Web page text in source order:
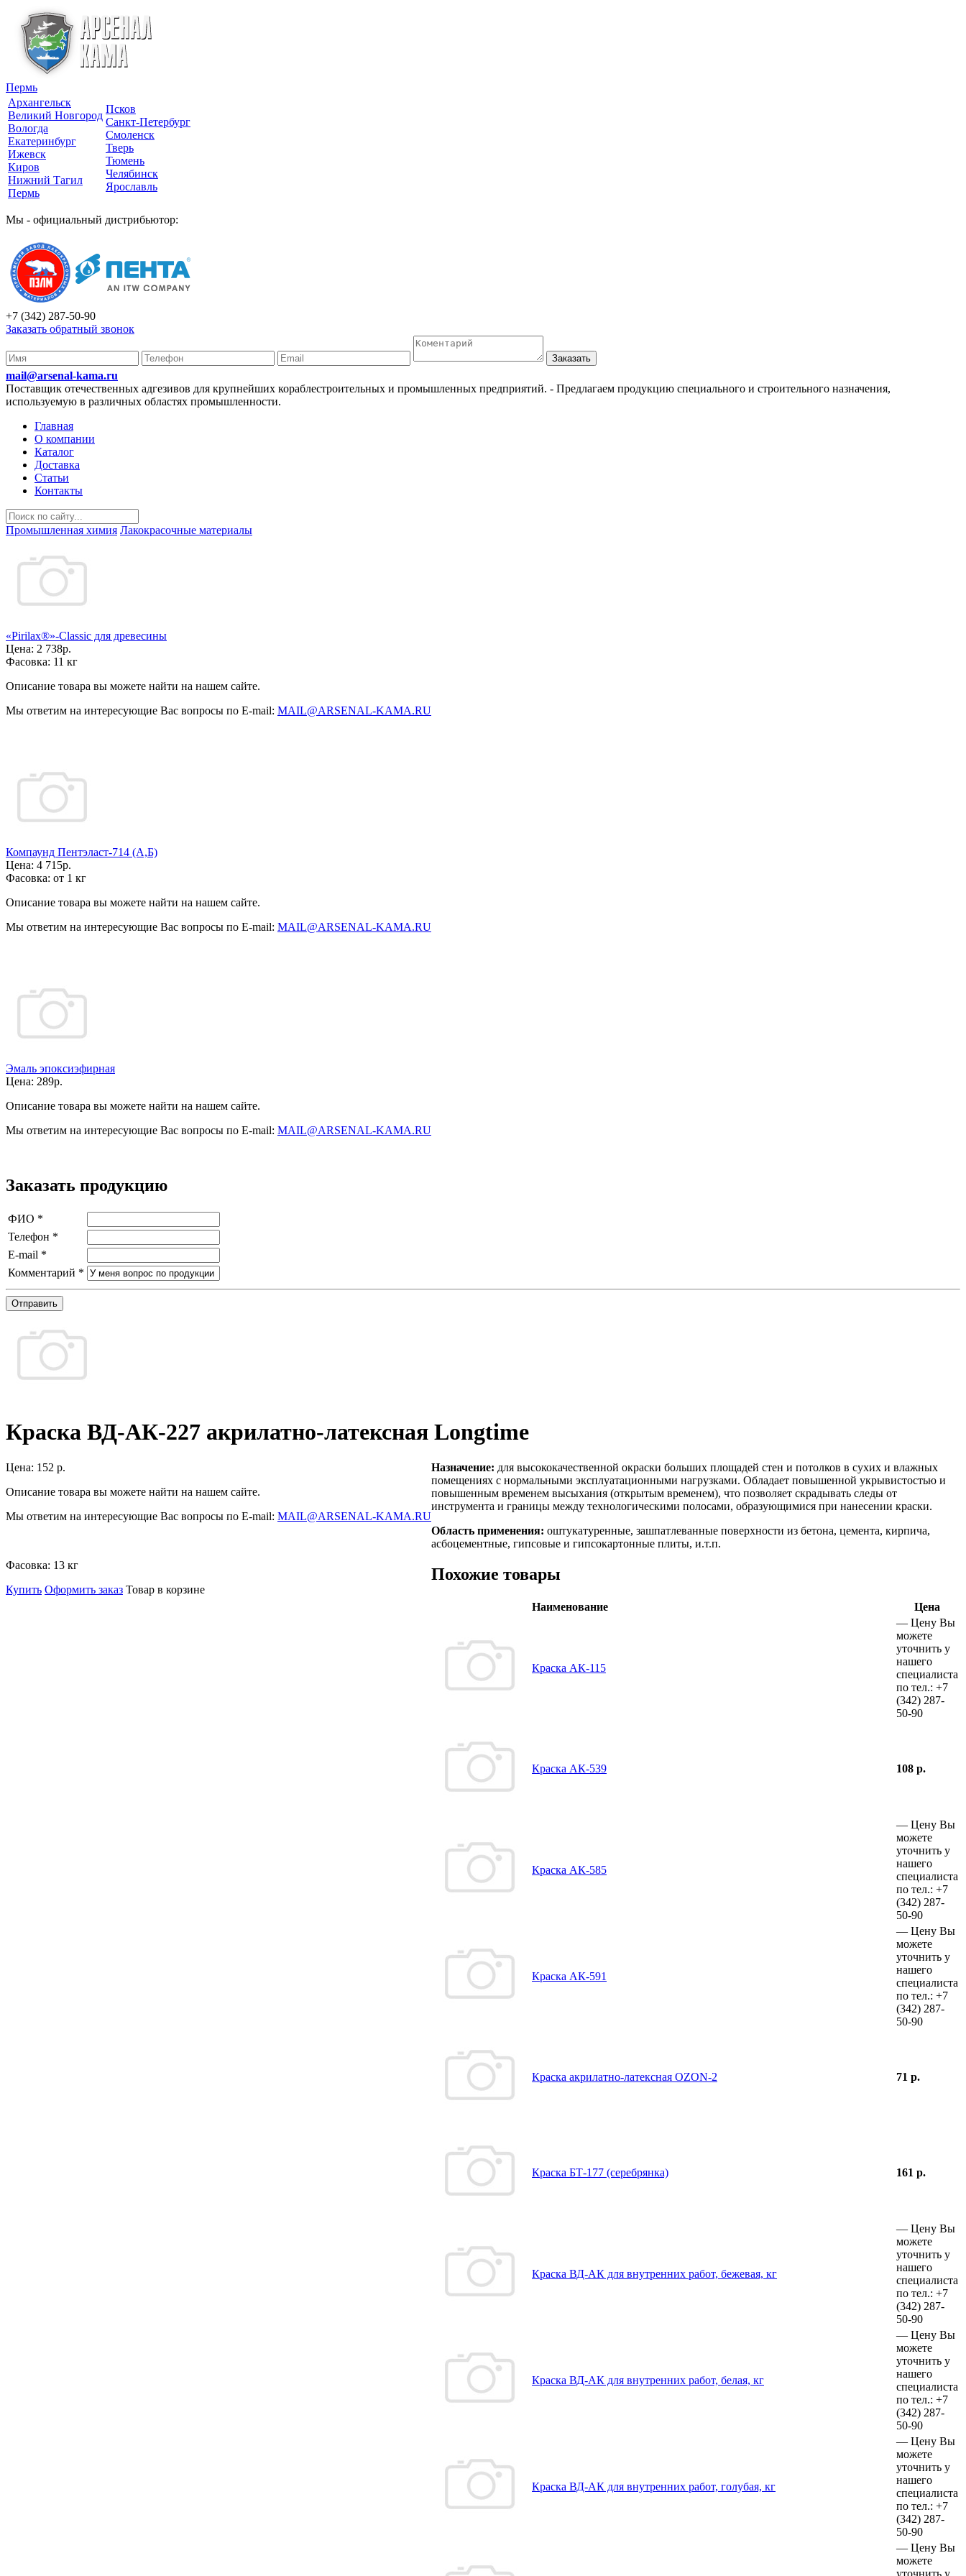
Пермь
Архангельск
Великий Новгород
Вологда
Екатеринбург
Ижевск
Киров
Нижний Тагил
Пермь
Псков
Санкт-Петербург
Смоленск
Тверь
Тюмень
Челябинск
Ярославль
Мы - официальный дистрибьютор:
+7 (342) 287-50-90
Заказать обратный звонок
Заказать
mail@arsenal-kama.ru
Поставщик отечественных адгезивов для крупнейших кораблестроительных и промышленных предприятий. - Предлагаем продукцию специального и строительного назначения,
используемую в различных областях промышленности.
Главная
О компании
Каталог
Доставка
Статьи
Контакты
Промышленная химия Лакокрасочные материалы
«Pirilax®»-Classic для древесины
Цена: 2 738р.
Фасовка: 11 кг
Описание товара вы можете найти на нашем сайте.
Мы ответим на интересующие Вас вопросы по E-mail: MAIL@ARSENAL-KAMA.RU
Компаунд Пентэласт-714 (А,Б)
Цена: 4 715р.
Фасовка: от 1 кг
Описание товара вы можете найти на нашем сайте.
Мы ответим на интересующие Вас вопросы по E-mail: MAIL@ARSENAL-KAMA.RU
Эмаль эпоксиэфирная
Цена: 289р.
Описание товара вы можете найти на нашем сайте.
Мы ответим на интересующие Вас вопросы по E-mail: MAIL@ARSENAL-KAMA.RU
Заказать продукцию
ФИО *
Телефон *
E-mail *
Комментарий *
Отправить
Краска ВД-АК-227 акрилатно-латексная Longtime
Цена: 152 р.
Описание товара вы можете найти на нашем сайте.
Мы ответим на интересующие Вас вопросы по E-mail: MAIL@ARSENAL-KAMA.RU
Фасовка: 13 кг
Купить Оформить заказ Товар в корзине
Назначение: для высококачественной окраски больших площадей стен и потолков в сухих и влажных
помещениях с нормальными эксплуатационными нагрузками. Обладает повышенной укрывистостью и
повышенным временем высыхания (открытым временем), что позволяет скрадывать следы от
инструмента и границы между технологическими полосами, образующимися при нанесении краски.
Область применения: оштукатуренные, зашпатлеванные поверхности из бетона, цемента, кирпича,
асбоцементные, гипсовые и гипсокартонные плиты, и.т.п.
Похожие товары
Наименование Цена
Краска АК-115
— Цену Вы
можете
уточнить у
нашего
специалиста
по тел.: +7
(342) 287-
50-90
Краска АК-539 108 р.
Краска АК-585
— Цену Вы
можете
уточнить у
нашего
специалиста
по тел.: +7
(342) 287-
50-90
Краска АК-591
— Цену Вы
можете
уточнить у
нашего
специалиста
по тел.: +7
(342) 287-
50-90
Краска акрилатно-латексная OZON-2 71 р.
Краска БТ-177 (серебрянка) 161 р.
Краска ВД-АК для внутренних работ, бежевая, кг
— Цену Вы
можете
уточнить у
нашего
специалиста
по тел.: +7
(342) 287-
50-90
Краска ВД-АК для внутренних работ, белая, кг
— Цену Вы
можете
уточнить у
нашего
специалиста
по тел.: +7
(342) 287-
50-90
Краска ВД-АК для внутренних работ, голубая, кг
— Цену Вы
можете
уточнить у
нашего
специалиста
по тел.: +7
(342) 287-
50-90
— Цену Вы
можете
уточнить у